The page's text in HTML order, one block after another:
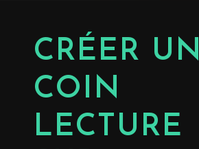
CRÉER UN
COIN
LECTURE